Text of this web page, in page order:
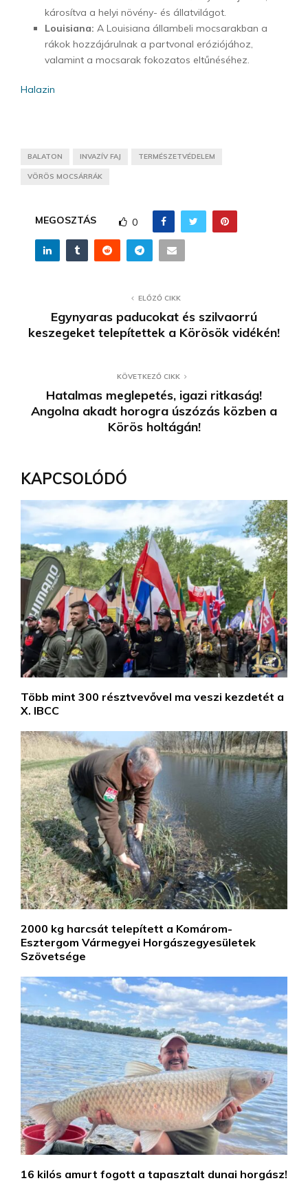
károsítva a helyi növény- és állatvilágot.
Louisiana: A Louisiana állambeli mocsarakban a
rákok hozzájárulnak a partvonal eróziójához,
valamint a mocsarak fokozatos eltűnéséhez.
Halazin
BALATON INVAZÍV FAJ TERMÉSZETVÉDELEM
VÖRÖS MOCSÁRRÁK
MEGOSZTÁS 0
ELŐZŐ CIKK
Egynyaras paducokat és szilvaorrú
keszegeket telepítettek a Körösök vidékén!
KÖVETKEZŐ CIKK
Hatalmas meglepetés, igazi ritkaság!
Angolna akadt horogra úszózás közben a
Körös holtágán!
KAPCSOLÓDÓ
Több mint 300 résztvevővel ma veszi kezdetét a
X. IBCC
2000 kg harcsát telepített a Komárom-
Esztergom Vármegyei Horgászegyesületek
Szövetsége
16 kilós amurt fogott a tapasztalt dunai horgász!